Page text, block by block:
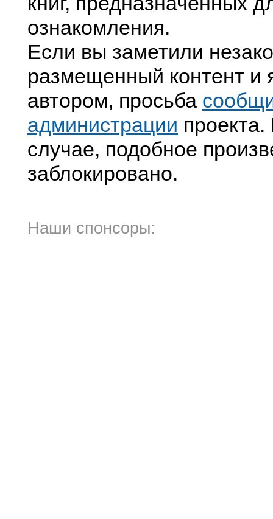
ознакомления.
Если вы заметили
размещенный контент и
автором, просьба
администрации
случае, подобное
заблокировано.
Наши спонсоры: